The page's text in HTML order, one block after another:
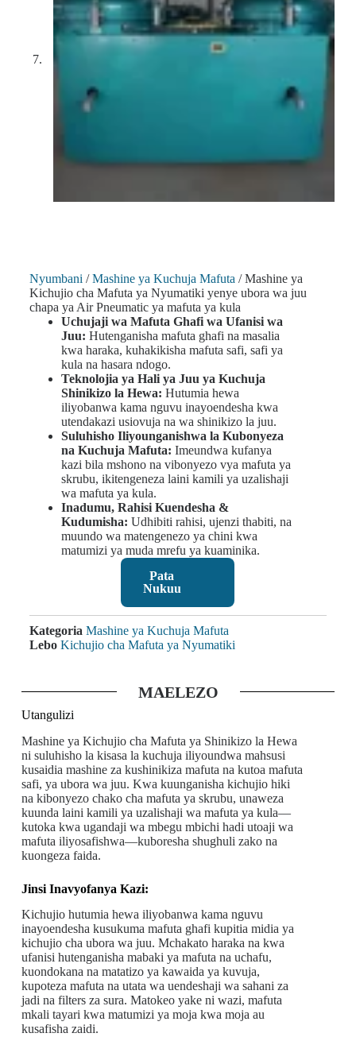
Nyumbani /Mashine ya Kuchuja Mafuta / Mashine ya
Kichujio cha Mafuta ya Nyumatiki yenye ubora wa juu
chapa ya Air Pneumatic ya mafuta ya kula
Uchujaji wa Mafuta Ghafi wa Ufanisi wa
Juu: Hutenganisha mafuta ghafi na masalia
kwa haraka, kuhakikisha mafuta safi, safi ya
kula na hasara ndogo.
Teknolojia ya Hali ya Juu ya Kuchuja
Shinikizo la Hewa: Hutumia hewa
iliyobanwa kama nguvu inayoendesha kwa
utendakazi usiovuja na wa shinikizo la juu.
Suluhisho Iliyounganishwa la Kubonyeza
na Kuchuja Mafuta: Imeundwa kufanya
kazi bila mshono na vibonyezo vya mafuta ya
skrubu, ikitengeneza laini kamili ya uzalishaji
wa mafuta ya kula.
Inadumu, Rahisi Kuendesha &
Kudumisha: Udhibiti rahisi, ujenzi thabiti, na
muundo wa matengenezo ya chini kwa
matumizi ya muda mrefu ya kuaminika.
Pata
Nukuu
Kategoria Mashine ya Kuchuja Mafuta
Lebo Kichujio cha Mafuta ya Nyumatiki
MAELEZO
Utangulizi
Mashine ya Kichujio cha Mafuta ya Shinikizo la Hewa
ni suluhisho la kisasa la kuchuja iliyoundwa mahsusi
kusaidia mashine za kushinikiza mafuta na kutoa mafuta
safi, ya ubora wa juu. Kwa kuunganisha kichujio hiki
na kibonyezo chako cha mafuta ya skrubu, unaweza
kuunda laini kamili ya uzalishaji wa mafuta ya kula—
kutoka kwa ugandaji wa mbegu mbichi hadi utoaji wa
mafuta iliyosafishwa—kuboresha shughuli zako na
kuongeza faida.
Jinsi Inavyofanya Kazi:
Kichujio hutumia hewa iliyobanwa kama nguvu
inayoendesha kusukuma mafuta ghafi kupitia midia ya
kichujio cha ubora wa juu. Mchakato haraka na kwa
ufanisi hutenganisha mabaki ya mafuta na uchafu,
kuondokana na matatizo ya kawaida ya kuvuja,
kupoteza mafuta na utata wa uendeshaji wa sahani za
jadi na filters za sura. Matokeo yake ni wazi, mafuta
mkali tayari kwa matumizi ya moja kwa moja au
kusafisha zaidi.